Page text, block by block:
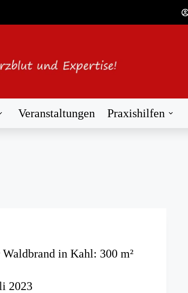
Veranstaltungen Praxishilfen
Waldbrand in Kahl: 300 m²
2023